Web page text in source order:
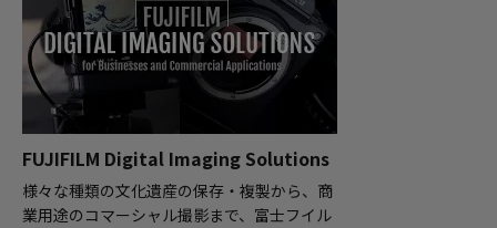
FUJIFILM Digital Imaging Solutions
様々な種類の文化遺産の保存・複製から、商
業用途のコマーシャル撮影まで、富士フイル